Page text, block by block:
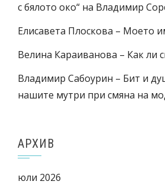
с бялото око“ на Владимир
Елисавета Плоскова – Моето
Велина Караиванова – Как ли
Владимир Сабоурин – Бит и
нашите мутри при смяна на
АРХИВ
юли 2026